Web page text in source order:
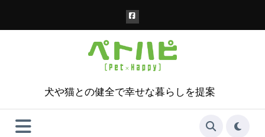
犬や猫との健全で幸せな暮らしを提案